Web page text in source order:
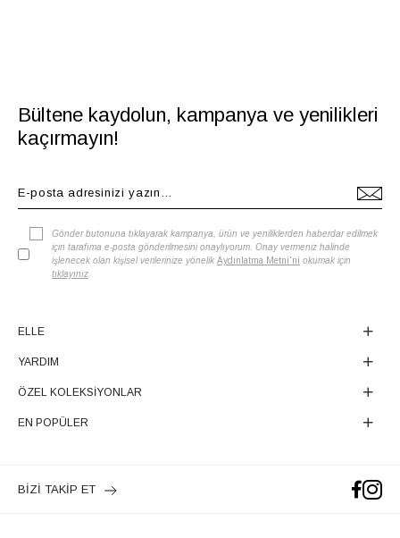
Bültene kaydolun, kampanya ve yenilikleri
kaçırmayın!
Gönder butonuna tıklayarak kampanya, ürün ve yeniliklerden haberdar edilmek
için tarafıma e-posta gönderilmesini onaylıyorum. Onay vermeniz halinde
işlenecek olan kişisel verilerinize yönelik Aydınlatma Metni'ni okumak için
tıklayınız
ELLE
YARDIM
ÖZEL KOLEKSİYONLAR
EN POPÜLER
BİZİ TAKİP ET